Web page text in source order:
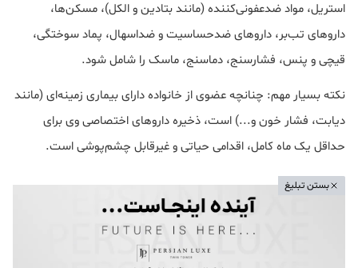
استریل، مواد ضدعفونی‌کننده (مانند بتادین و الکل)، مسکن‌ها،
داروهای تب‌بر، داروهای ضدحساسیت و ضداسهال، پماد سوختگی،
قیچی و پنس، فشارسنج، دماسنج، ماسک را شامل شود.
نکته بسیار مهم: چنانچه عضوی از خانواده دارای بیماری زمینه‌ای (مانند
دیابت، فشار خون و...) است، ذخیره داروهای اختصاصی وی برای
حداقل یک ماه کامل، اقدامی حیاتی و غیرقابل چشم‌پوشی است.
بستن تبلیغ